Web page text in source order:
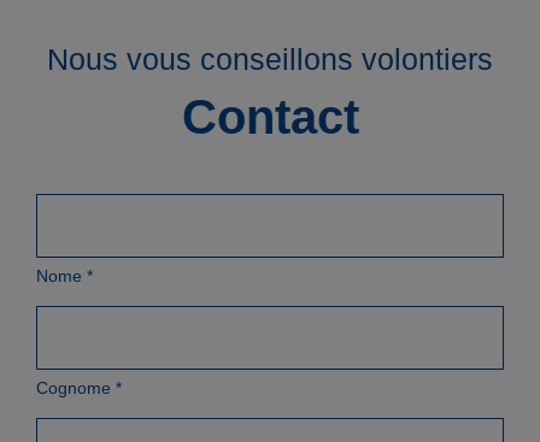
Nous vous conseillons volontiers
Contact
Nome *
Cognome *